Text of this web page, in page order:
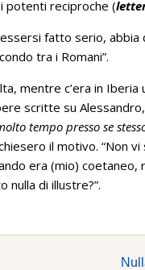
potenti reciproche (
fatto serio,
tra i Romani”.
mentre c’era in
scritte su
tempo presso se
il motivo. “Non
era (mio) coetaneo,
nulla di illustre?”.